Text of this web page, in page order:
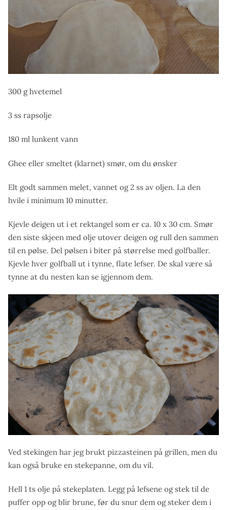
300 g hvetemel
3 ss rapsolje
180 ml lunkent vann
Ghee eller smeltet (klarnet) smør, om du ønsker
Elt godt sammen melet, vannet og 2 ss av oljen. La den
hvile i minimum 10 minutter.
Kjevle deigen ut i et rektangel som er ca. 10 x 30 cm. Smør
den siste skjeen med olje utover deigen og rull den sammen
til en pølse. Del pølsen i biter på størrelse med golfballer.
Kjevle hver golfball ut i tynne, flate lefser. De skal være så
tynne at du nesten kan se igjennom dem.
Ved stekingen har jeg brukt pizzasteinen på grillen, men du
kan også bruke en stekepanne, om du vil.
Hell 1 ts olje på stekeplaten. Legg på lefsene og stek til de
puffer opp og blir brune, før du snur dem og steker dem i